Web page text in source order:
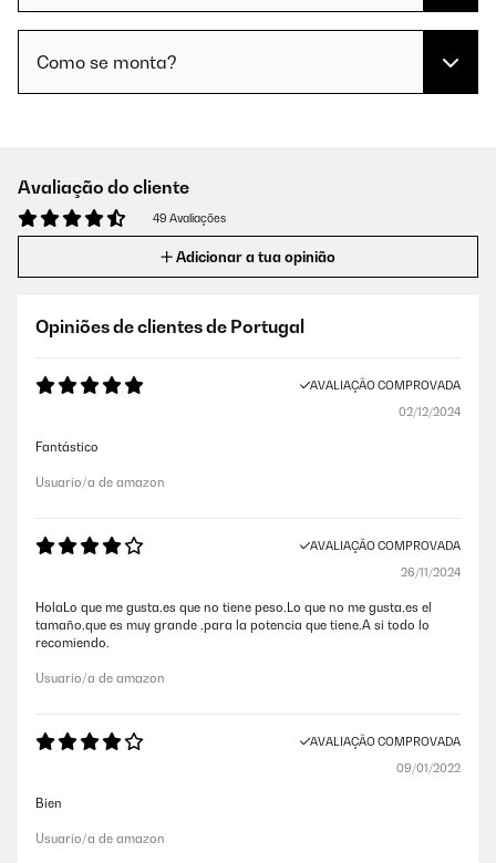
Como se monta?
Avaliação do cliente
49 Avaliações
Adicionar a tua opinião
Opiniões de clientes de Portugal
AVALIAÇÃO COMPROVADA
02/12/2024
Fantástico
Usuario/a de amazon
AVALIAÇÃO COMPROVADA
26/11/2024
HolaLo que me gusta,es que no tiene peso.Lo que no me gusta,es el
tamaño,que es muy grande ,para la potencia que tiene.A si todo lo
recomiendo.
Usuario/a de amazon
AVALIAÇÃO COMPROVADA
09/01/2022
Bien
Usuario/a de amazon